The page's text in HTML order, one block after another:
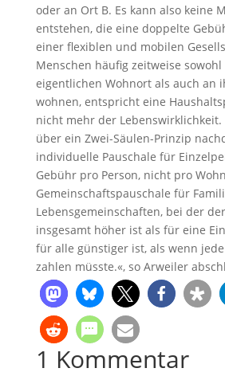
oder an Ort B. Es kann also keine
entstehen, die eine doppelte
einer flexiblen und mobilen
Menschen häufig zeitweise
eigentlichen Wohnort als auch an
wohnen, entspricht eine
nicht mehr der
über ein Zwei-Säulen-Prinzip
individuelle Pauschale für
Gebühr pro Person, nicht pro
Gemeinschaftspauschale für
Lebensgemeinschaften, bei der
insgesamt höher ist als für eine
für alle günstiger ist, als wenn
zahlen müsste.«, so Arweiler
1 Kommentar